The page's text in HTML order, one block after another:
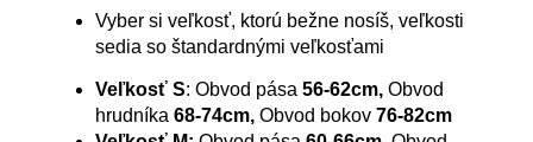
Vyber si veľkosť, ktorú bežne nosíš, veľkosti
sedia so štandardnými veľkosťami
Veľkosť S: Obvod pása 56-62cm, Obvod
hrudníka 68-74cm, Obvod bokov 76-82cm